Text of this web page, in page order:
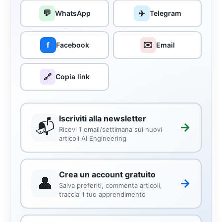
💬 WhatsApp ✈️ Telegram
f Facebook ✉️ Email
🔗 Copia link
📬 Iscriviti alla newsletter
Ricevi 1 email/settimana sui nuovi
articoli AI Engineering
→
👤 Crea un account gratuito
Salva preferiti, commenta articoli,
traccia il tuo apprendimento
→